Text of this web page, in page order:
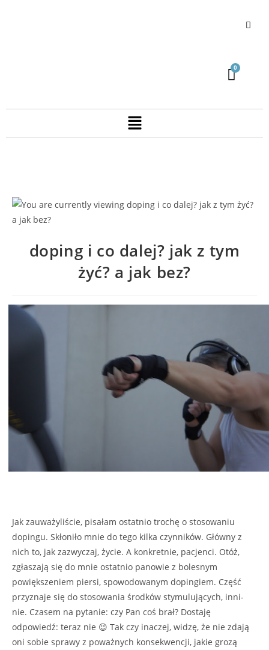
doping i co dalej? jak z tym
żyć? a jak bez?
Jak zauważyliście, pisałam ostatnio trochę o stosowaniu
dopingu. Skłoniło mnie do tego kilka czynników. Główny z
nich to, jak zazwyczaj, życie. A konkretnie, pacjenci. Otóż,
zgłaszają się do mnie ostatnio panowie z bolesnym
powiększeniem piersi, spowodowanym dopingiem. Część
przyznaje się do stosowania środków stymulujących, inni-
nie. Czasem na pytanie: czy Pan coś brał? Dostaję
odpowiedź: teraz nie 😉 Tak czy inaczej, widzę, że nie zdają
oni sobie sprawy z poważnych konsekwencji, jakie grozą